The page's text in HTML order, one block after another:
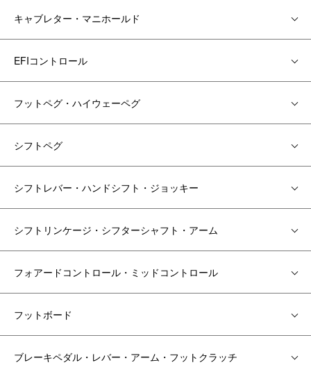
キャブレター・マニホールド
EFIコントロール
フットペグ・ハイウェーペグ
シフトペグ
シフトレバー・ハンドシフト・ジョッキー
シフトリンケージ・シフターシャフト・アーム
フォアードコントロール・ミッドコントロール
フットボード
ブレーキペダル・レバー・アーム・フットクラッチ